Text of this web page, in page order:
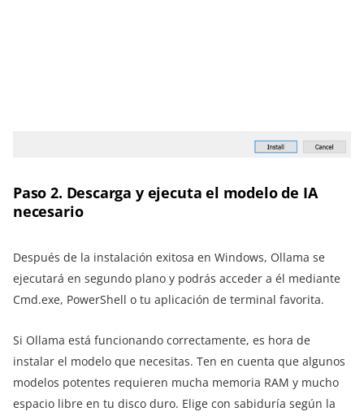
Paso 2. Descarga y ejecuta el modelo de IA
necesario
Después de la instalación exitosa en Windows, Ollama se
ejecutará en segundo plano y podrás acceder a él mediante
Cmd.exe, PowerShell o tu aplicación de terminal favorita.
Si Ollama está funcionando correctamente, es hora de
instalar el modelo que necesitas. Ten en cuenta que algunos
modelos potentes requieren mucha memoria RAM y mucho
espacio libre en tu disco duro. Elige con sabiduría según la